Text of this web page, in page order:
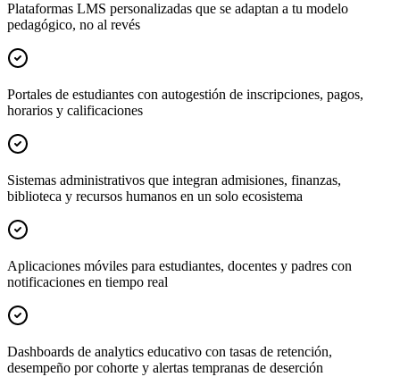
Plataformas LMS personalizadas que se adaptan a tu modelo
pedagógico, no al revés
Portales de estudiantes con autogestión de inscripciones, pagos,
horarios y calificaciones
Sistemas administrativos que integran admisiones, finanzas,
biblioteca y recursos humanos en un solo ecosistema
Aplicaciones móviles para estudiantes, docentes y padres con
notificaciones en tiempo real
Dashboards de analytics educativo con tasas de retención,
desempeño por cohorte y alertas tempranas de deserción